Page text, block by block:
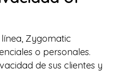
Zygomatic
o personales.
de sus clientes y